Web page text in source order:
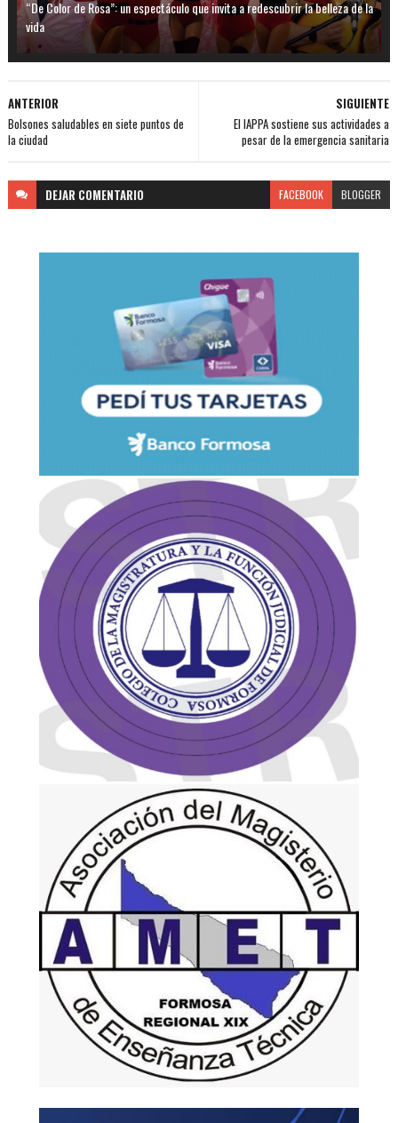
“De Color de Rosa”: un espectáculo que invita a redescubrir la belleza de la
vida
SIGUIENTE
El IAPPA sostiene sus actividades a
pesar de la emergencia sanitaria
ANTERIOR
Bolsones saludables en siete puntos de
la ciudad
DEJAR COMENTARIO FACEBOOK BLOGGER